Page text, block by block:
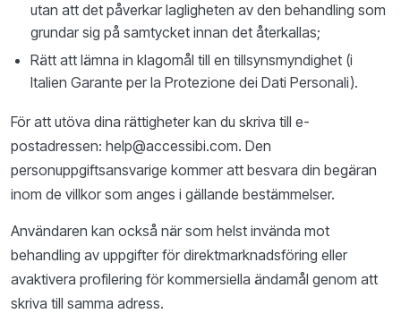
utan att det påverkar lagligheten av den behandling som
grundar sig på samtycket innan det återkallas;
Rätt att lämna in klagomål till en tillsynsmyndighet (i
Italien Garante per la Protezione dei Dati Personali).
För att utöva dina rättigheter kan du skriva till e-
postadressen: help@accessibi.com. Den
personuppgiftsansvarige kommer att besvara din begäran
inom de villkor som anges i gällande bestämmelser.
Användaren kan också när som helst invända mot
behandling av uppgifter för direktmarknadsföring eller
avaktivera profilering för kommersiella ändamål genom att
skriva till samma adress.